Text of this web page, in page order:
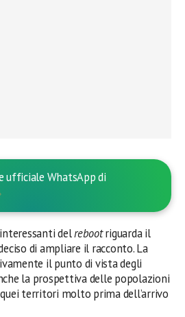
ufficiale WhatsApp di
delrebootriguarda il
di ampliare il racconto. La
il punto di vista degli
la prospettiva delle popolazioni
territori molto prima dell’arrivo